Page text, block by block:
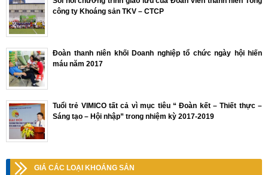
công ty Khoáng sản TKV – CTCP
Đoàn thanh niên khối Doanh nghiệp tổ chức ngày hội hiến
máu năm 2017
Tuổi trẻ VIMICO tất cả vì mục tiêu “ Đoàn kết – Thiết thực –
Sáng tạo – Hội nhập” trong nhiệm kỳ 2017-2019
GIÁ CÁC LOẠI KHOÁNG SẢN